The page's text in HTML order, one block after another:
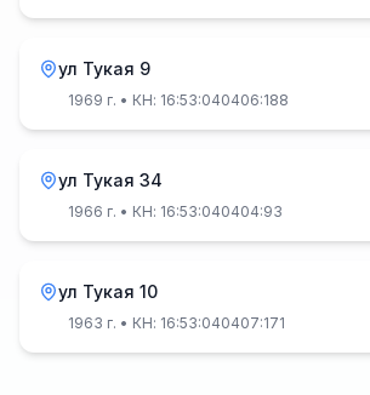
ул Тукая 9
1969 г. • КН: 16:53:040406:188
ул Тукая 34
1966 г. • КН: 16:53:040404:93
ул Тукая 10
1963 г. • КН: 16:53:040407:171